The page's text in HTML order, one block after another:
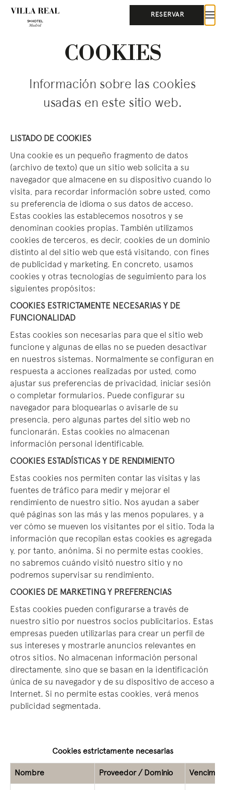
RESERVAR
COOKIES
Información sobre las cookies
usadas en este sitio web.
LISTADO DE COOKIES
Una cookie es un pequeño fragmento de datos
(archivo de texto) que un sitio web solicita a su
navegador que almacene en su dispositivo cuando lo
visita, para recordar información sobre usted, como
su preferencia de idioma o sus datos de acceso.
Estas cookies las establecemos nosotros y se
denominan cookies propias. También utilizamos
cookies de terceros, es decir, cookies de un dominio
distinto al del sitio web que está visitando, con fines
de publicidad y marketing. En concreto, usamos
cookies y otras tecnologías de seguimiento para los
siguientes propósitos:
COOKIES ESTRICTAMENTE NECESARIAS Y DE
FUNCIONALIDAD
Estas cookies son necesarias para que el sitio web
funcione y algunas de ellas no se pueden desactivar
en nuestros sistemas. Normalmente se configuran en
respuesta a acciones realizadas por usted, como
ajustar sus preferencias de privacidad, iniciar sesión
o completar formularios. Puede configurar su
navegador para bloquearlas o avisarle de su
presencia, pero algunas partes del sitio web no
funcionarán. Estas cookies no almacenan
información personal identificable.
COOKIES ESTADÍSTICAS Y DE RENDIMIENTO
Estas cookies nos permiten contar las visitas y las
fuentes de tráfico para medir y mejorar el
rendimiento de nuestro sitio. Nos ayudan a saber
qué páginas son las más y las menos populares, y a
ver cómo se mueven los visitantes por el sitio. Toda la
información que recopilan estas cookies es agregada
y, por tanto, anónima. Si no permite estas cookies,
no sabremos cuándo visitó nuestro sitio y no
podremos supervisar su rendimiento.
COOKIES DE MARKETING Y PREFERENCIAS
Estas cookies pueden configurarse a través de
nuestro sitio por nuestros socios publicitarios. Estas
empresas pueden utilizarlas para crear un perfil de
sus intereses y mostrarle anuncios relevantes en
otros sitios. No almacenan información personal
directamente, sino que se basan en la identificación
única de su navegador y de su dispositivo de acceso a
Internet. Si no permite estas cookies, verá menos
publicidad segmentada.
Cookies estrictamente necesarias
Nombre Proveedor / Dominio